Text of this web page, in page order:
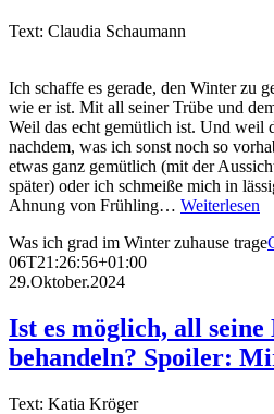
Text: Claudia Schaumann
Ich schaffe es gerade, den Winter zu
wie er ist. Mit all seiner Trübe und
Weil das echt gemütlich ist. Und weil
nachdem, was ich sonst noch so
etwas ganz gemütlich (mit der
später) oder ich schmeiße mich in
Ahnung von Frühling… Weiterlesen
Was ich grad im Winter zuhause trage
06T21:26:56+01:00
29.Oktober.2024
Ist es möglich, all
behandeln? Spoiler:
Text: Katia Kröger